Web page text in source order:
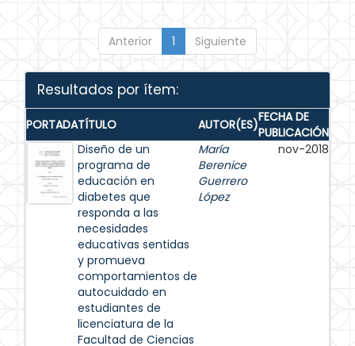
Anterior 1 Siguiente
Resultados por ítem:
PORTADATÍTULO AUTOR(ES)FECHA DE
PUBLICACIÓN
Diseño de un
programa de
educación en
diabetes que
responda a las
necesidades
educativas sentidas
y promueva
comportamientos de
autocuidado en
estudiantes de
licenciatura de la
Facultad de Ciencias
María
Berenice
Guerrero
López
nov-2018